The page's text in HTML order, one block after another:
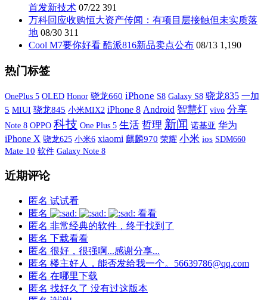
首发新技术 07/22 391
万科回应收购恒大资产传闻：有项目层接触但未实质落
地 08/30 311
Cool M7要你好看 酷派816新品卖点公布 08/13 1,190
热门标签
OnePlus 5 OLED Honor 骁龙660 iPhone S8 Galaxy S8 骁龙835 一加
5 MIUI 骁龙845 小米MIX2 iPhone 8 Android 智慧灯 vivo 分享
Note 8 OPPO 科技 One Plus 5 生活 哲理 新闻 诺基亚 华为
iPhone X 骁龙625 小米6 xiaomi 麒麟970 荣耀 小米 ios SDM660
Mate 10 软件 Galaxy Note 8
近期评论
匿名 试试看
匿名
看看
匿名 非常经典的软件，终于找到了
匿名 下载看看
匿名 很好，很强啊...感谢分享...
匿名 楼主好人，能否发给我一个。56639786@qq.com
匿名 在哪里下载
匿名 找好久了 没有过这版本